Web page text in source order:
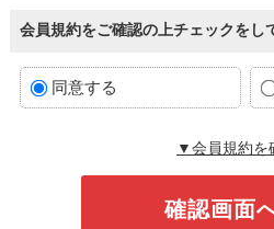
会員規約をご確認の上チェックをし
同意する
▼会員規約を